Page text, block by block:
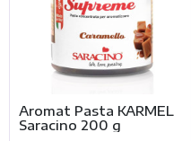
Aromat Pasta KARMEL
Saracino 200 g